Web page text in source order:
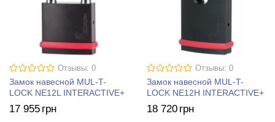
Отзывы: 0
Замок навесной MUL-T-
LOCK NE12L INTERACTIVE+
17 955 грн
Отзывы: 0
Замок навесной MUL-T-
LOCK NE12H INTERACTIVE+
18 720 грн